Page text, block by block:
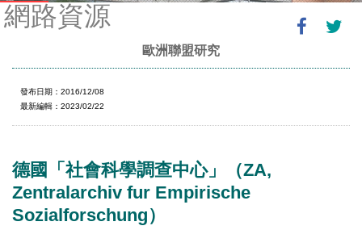
網路資源
歐洲聯盟研究
發布日期：2016/12/08
最新編輯：2023/02/22
德國「社會科學調查中心」（ZA,
Zentralarchiv fur Empirische
Sozialforschung）